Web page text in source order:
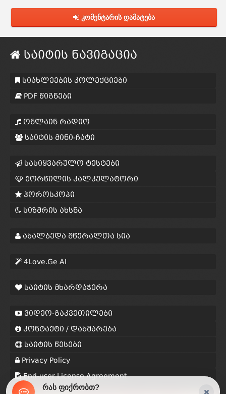
რას ფიქრობთ?
კომენტარის დამატება
საიტის ნავიგაცია
სიახლეების კოლექციები
PDF წიგნები
ონლაინ რადიო
საიტის მინი-ჩატი
სასიყვარულო ტესტები
ქორწილის კალკულატორი
ჰოროსკოპი
სიზმრის ახსნა
ახალბედა მწერალთა სია
4Love.Ge AI
საიტის მხარდაჭერა
ვიდეო-გაკვეთილები
კონტაქტი / დახმარება
საიტის წესები
Privacy Policy
End-user License Agreement